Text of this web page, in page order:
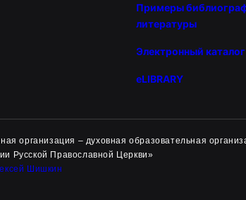
Примеры
литературы
Электронный каталог
eLIBRARY
организация – духовная образовательная
Русской Православной Церкви»
Шишкин